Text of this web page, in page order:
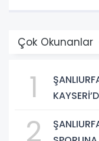
Çok Okunanlar
1
2